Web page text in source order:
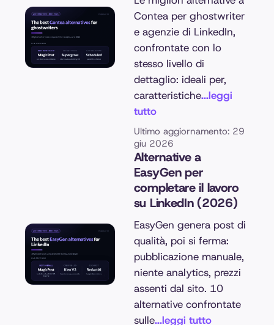
Contea per ghostwriter
e agenzie di LinkedIn,
confrontate con lo
stesso livello di
dettaglio: ideali per,
caratteristiche...leggi
tutto
Ultimo aggiornamento: 29
giu 2026
Alternative a
EasyGen per
completare il lavoro
su LinkedIn (2026)
EasyGen genera post di
qualità, poi si ferma:
pubblicazione manuale,
niente analytics, prezzi
assenti dal sito. 10
alternative confrontate
sulle...leggi tutto